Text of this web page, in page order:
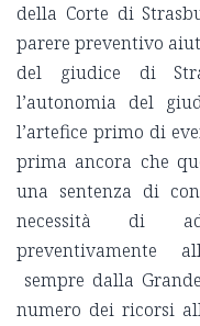
della Corte di
parere preventivo
del giudice di
l’autonomia del
l’artefice primo di
prima ancora che
una sentenza di
necessità di
preventivamente
sempre dalla
numero dei ricorsi